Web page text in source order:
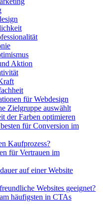
Aktion
für Webdesign
Zielgruppe auswählt
der Farben optimieren
für Conversion im
Kaufprozess?
für Vertrauen im
auf einer Website
Websites geeignet?
häufigsten in CTAs